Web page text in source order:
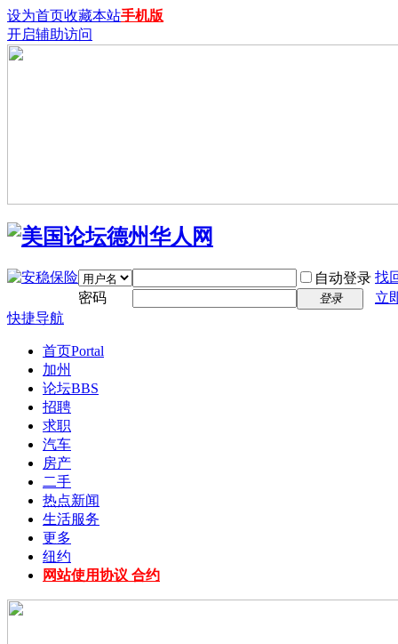
设为首页收藏本站手机版
开启辅助访问
自动登录 找
密码
登录
立
快捷导航
首页Portal
加州
论坛BBS
招聘
求职
汽车
房产
二手
热点新闻
生活服务
更多
纽约
网站使用协议 合约